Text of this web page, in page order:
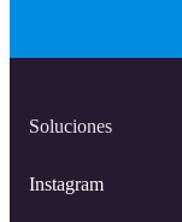
Soluciones
Instagram